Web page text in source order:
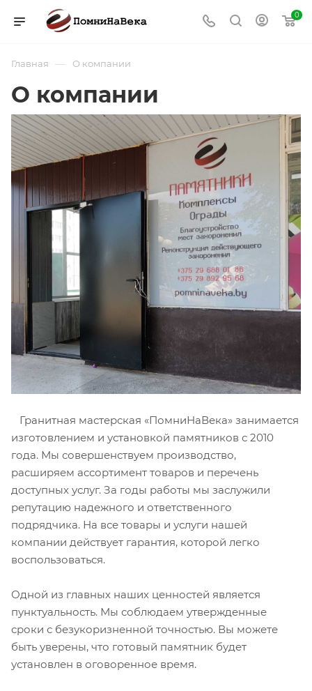
0
Главная — О компании
О компании
Гранитная мастерская «ПомниНаВека» занимается
изготовлением и установкой памятников с 2010
года. Мы совершенствуем производство,
расширяем ассортимент товаров и перечень
доступных услуг. За годы работы мы заслужили
репутацию надежного и ответственного
подрядчика. На все товары и услуги нашей
компании действует гарантия, которой легко
воспользоваться.
Одной из главных наших ценностей является
пунктуальность. Мы соблюдаем утвержденные
сроки с безукоризненной точностью. Вы можете
быть уверены, что готовый памятник будет
установлен в оговоренное время.